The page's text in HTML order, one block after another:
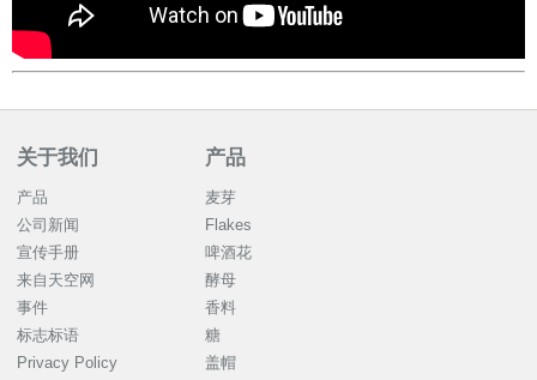
关于我们
产品
公司新闻
宣传手册
来自天空网
事件
标志标语
Privacy Policy
产品
麦芽
Flakes
啤酒花
酵母
香料
糖
盖帽